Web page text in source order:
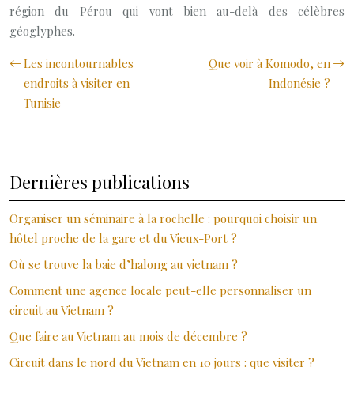
région du Pérou qui vont bien au-delà des célèbres
géoglyphes.
Les incontournables
endroits à visiter en
Tunisie
Que voir à Komodo, en
Indonésie ?
Dernières publications
Organiser un séminaire à la rochelle : pourquoi choisir un
hôtel proche de la gare et du Vieux-Port ?
Où se trouve la baie d’halong au vietnam ?
Comment une agence locale peut-elle personnaliser un
circuit au Vietnam ?
Que faire au Vietnam au mois de décembre ?
Circuit dans le nord du Vietnam en 10 jours : que visiter ?